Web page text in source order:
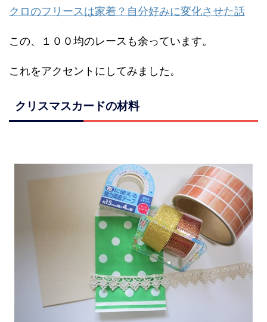
クロのフリースは家着？自分好みに変化させた話
この、１００均のレースも余っています。
これをアクセントにしてみました。
クリスマスカードの材料